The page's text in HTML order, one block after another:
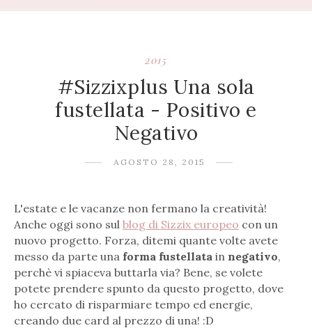
2015
#Sizzixplus Una sola
fustellata - Positivo e
Negativo
AGOSTO 28, 2015
L'estate e le vacanze non fermano la creatività!
Anche oggi sono sul blog di Sizzix europeo con un
nuovo progetto. Forza, ditemi quante volte avete
messo da parte una forma fustellata in negativo,
perchè vi spiaceva buttarla via? Bene, se volete
potete prendere spunto da questo progetto, dove
ho cercato di risparmiare tempo ed energie,
creando due card al prezzo di una! :D